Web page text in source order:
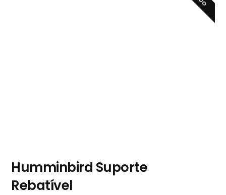
Humminbird Suporte
Rebatível